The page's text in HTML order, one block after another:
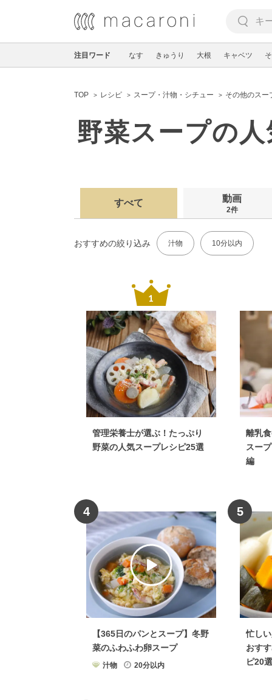
注目ワード なす きゅうり 大根 キャベツ
TOP レシピ スープ・汁物・シチュー その他のスー
野菜スープの
すべて 動画
2件
おすすめの絞り込み 汁物 10分以内
管理栄養士が選ぶ！たっぷり
野菜の人気スープレシピ25選
離乳
スー
編
4
【365日のパンとスープ】冬野
菜のふわふわ卵スープ
汁物 20分以内
5
忙し
おす
ピ20選